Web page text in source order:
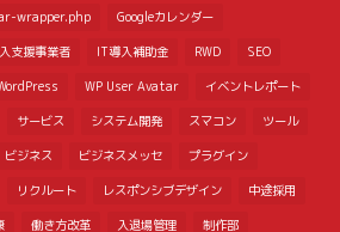
wrapper.php Googleカレンダー
支援事業者 IT導入補助金 RWD SEO
WP User Avatar イベントレポート
サービス システム開発 スマコン ツール
ビジネス ビジネスメッセ プラグイン
リクルート レスポンシブデザイン 中途採用
働き方改革 入退場管理 制作部